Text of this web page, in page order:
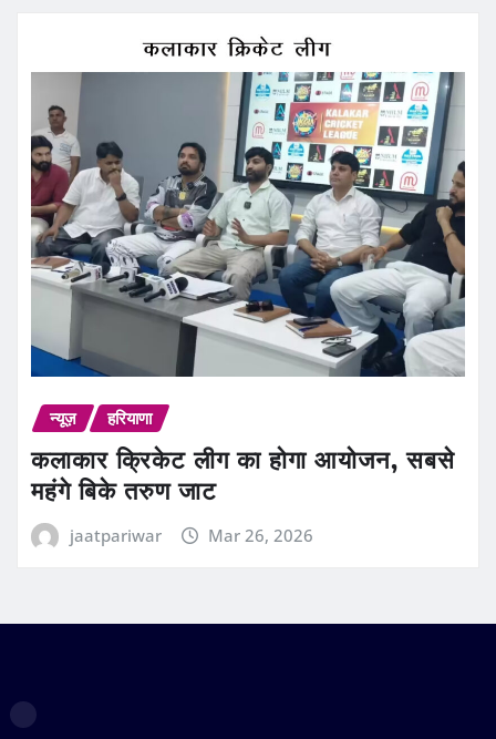
न्यूज़ हरियाणा
कलाकार क्रिकेट लीग का होगा आयोजन, सबसे
महंगे बिके तरुण जाट
jaatpariwar Mar 26, 2026